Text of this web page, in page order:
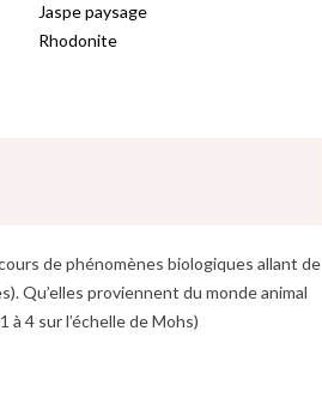
Jaspe paysage
Rhodonite
de phénomènes biologiques allant de
Qu’elles proviennent du monde animal
4 sur l’échelle de Mohs)